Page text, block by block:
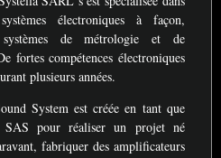
électroniques à façon,
de métrologie et de
fortes compétences électroniques
plusieurs années.
System est créée en tant que
SAS pour réaliser un projet né
fabriquer des amplificateurs